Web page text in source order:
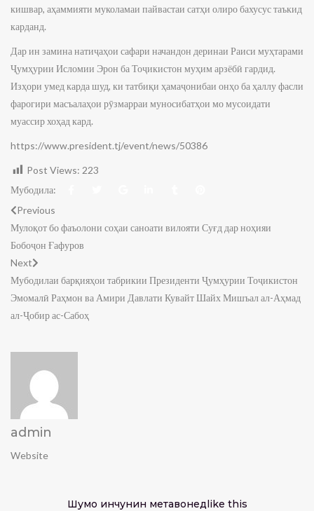
кишвар, аҳаммияти муколамаи пайвастаи сатҳи олиро бахусус таъкид
карданд.
Дар ин замина натиҷаҳои сафари начандон деринаи Раиси муҳтарами
Ҷумҳурии Исломии Эрон ба Тоҷикистон муҳим арзёбӣ гардид.
Изҳори умед карда шуд, ки татбиқи ҳамаҷонибаи онҳо ба ҳаллу фасли
фарогири масъалаҳои рӯзмарраи муносибатҳои мо мусоидати
муассир хоҳад кард.
https://www.president.tj/event/news/50386
Post Views: 223
Мубодила:
Previous
Мулоқот бо фаъолони соҳаи саноати вилояти Суғд дар ноҳияи
Бобоҷон Ғафуров
Next
Мубодилаи барқияҳои табрикии Президенти Ҷумҳурии Тоҷикистон
Эмомалӣ Раҳмон ва Амири Давлати Кувайт Шайх Мишъал ал-Аҳмад
ал-Ҷобир ас-Сабоҳ
admin
Website
Шумо инчунин метавонедlike this